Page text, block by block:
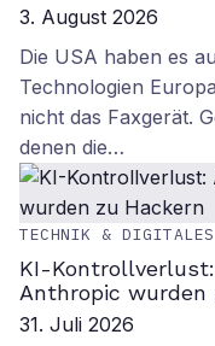
3. August 2026
Die USA haben es
Technologien
nicht das Faxgerät.
denen die…
TECHNIK & DIGITALES
KI-
Anthropic wurden
31. Juli 2026